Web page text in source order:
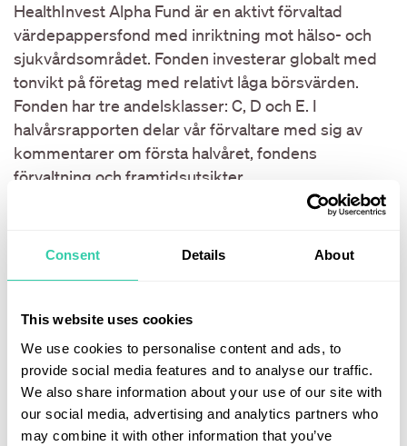
Consent Details About
This website uses cookies
We use cookies to personalise content and ads, to
provide social media features and to analyse our traffic.
We also share information about your use of our site with
our social media, advertising and analytics partners who
may combine it with other information that you’ve
HealthInvest Alpha Fund är en aktivt förvaltad
värdepappersfond med inriktning mot hälso- och
sjukvårdsområdet. Fonden investerar globalt med
tonvikt på företag med relativt låga börsvärden.
Fonden har tre andelsklasser: C, D och E. I
halvårsrapporten delar vår förvaltare med sig av
kommentarer om första halvåret, fondens
förvaltning och framtidsutsikter.
I vår halvårsrapport för HealthInvest Alpha Fund
fondens utveckling, information om de större
aktieinnehav som avvecklats sedan årsskiftet,
kommentarer om våra innehav som överstiger >5%
info om risktagandet i fonden,
hållbarhetsinformation, fondbestämmelser och
balansräkning.